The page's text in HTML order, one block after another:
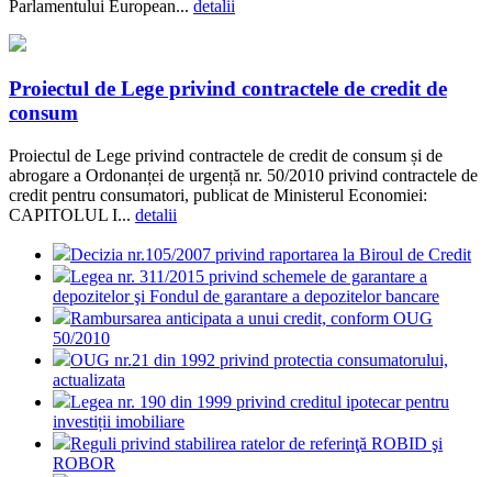
Parlamentului European... detalii
Proiectul de Lege privind contractele de credit de
consum
Proiectul de Lege privind contractele de credit de consum și de
abrogare a Ordonanței de urgență nr. 50/2010 privind contractele de
credit pentru consumatori, publicat de Ministerul Economiei:
CAPITOLUL I... detalii
Decizia nr.105/2007 privind raportarea la Biroul de Credit
Legea nr. 311/2015 privind schemele de garantare a
depozitelor şi Fondul de garantare a depozitelor bancare
Rambursarea anticipata a unui credit, conform OUG
50/2010
OUG nr.21 din 1992 privind protectia consumatorului,
actualizata
Legea nr. 190 din 1999 privind creditul ipotecar pentru
investiții imobiliare
Reguli privind stabilirea ratelor de referinţă ROBID şi
ROBOR